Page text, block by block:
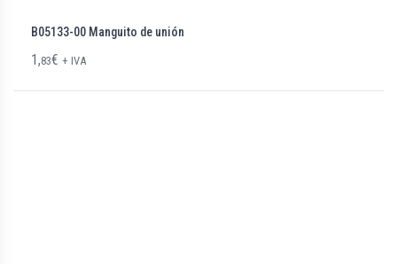
B05133-00 Manguito de unión
1,83€ + IVA